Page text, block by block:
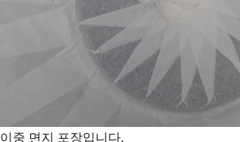
이중 면지 포장입니다.